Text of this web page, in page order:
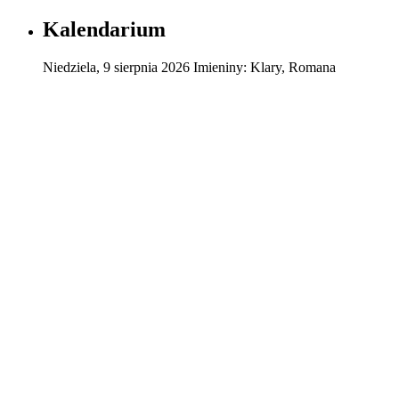
Kalendarium
Niedziela, 9 sierpnia 2026 Imieniny: Klary, Romana